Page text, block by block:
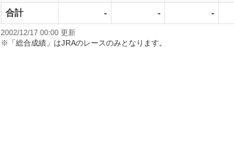
合計 - - -
2002/12/17 00:00 更新
※「総合成績」はJRAのレースのみとなります。